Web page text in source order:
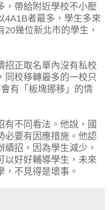
，帶給附近學校不小壓
4A1B者最多，學生多來
幾位新北市的學生，
招正取名單內沒有私校
同校移轉最多的一校只
有「板塊挪移」的情
有不同看法。他說，國
必要有因應措施。他認
招，因為學生減少，
以好好輔導學生，未來
不見得是壞事。